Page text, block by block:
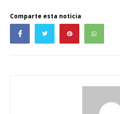
Comparte esta noticia